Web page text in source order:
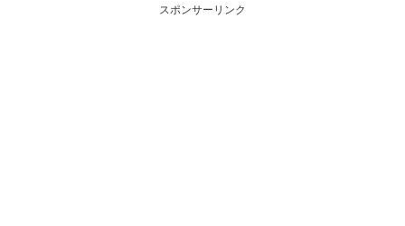
スポンサーリンク